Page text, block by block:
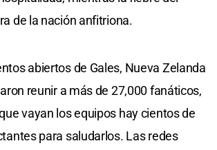
de la nación anfitriona.
abiertos de Gales, Nueva Zelanda
reunir a más de 27,000 fanáticos,
vayan los equipos hay cientos de
para saludarlos. Las redes